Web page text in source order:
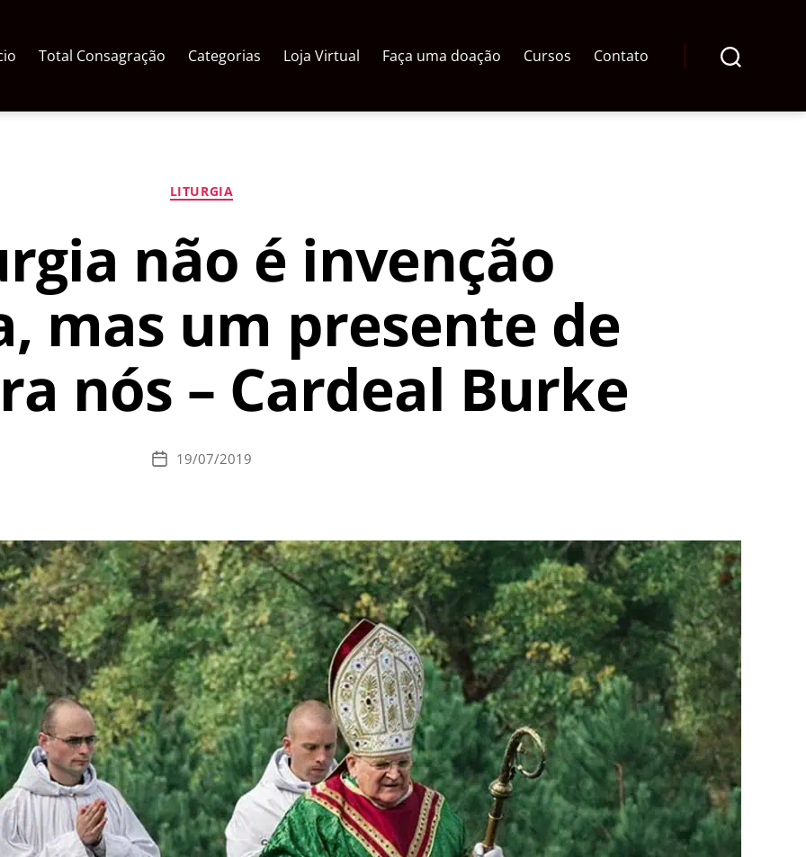
Total Consagração Categorias Loja Virtual Faça uma doação Cursos Contato
Categorias
LITURGIA
não é invenção
mas um presente de
nós – Cardeal Burke
Data19/07/2019